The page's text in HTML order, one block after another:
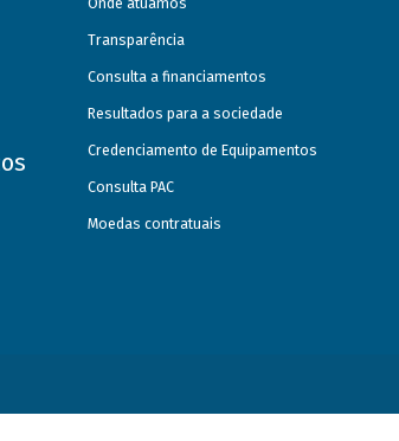
Transparência
Consulta a financiamentos
Resultados para a sociedade
Credenciamento de Equipamentos
Consulta PAC
Moedas contratuais